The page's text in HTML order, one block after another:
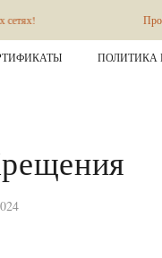
ПОЛИТИКА
Провожу творческие